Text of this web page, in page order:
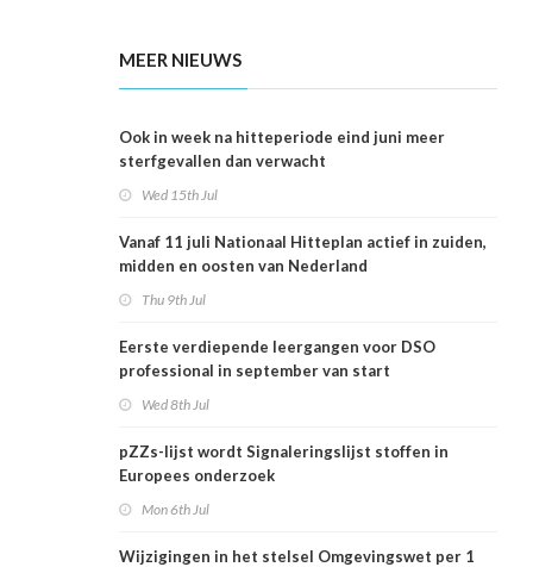
MEER NIEUWS
Ook in week na hitteperiode eind juni meer
sterfgevallen dan verwacht
Wed 15th Jul
Vanaf 11 juli Nationaal Hitteplan actief in zuiden,
midden en oosten van Nederland
Thu 9th Jul
Eerste verdiepende leergangen voor DSO
professional in september van start
Wed 8th Jul
pZZs-lijst wordt Signaleringslijst stoffen in
Europees onderzoek
Mon 6th Jul
Wijzigingen in het stelsel Omgevingswet per 1